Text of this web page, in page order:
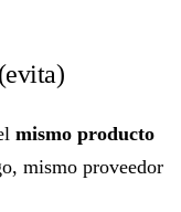
mismo producto
mismo proveedor